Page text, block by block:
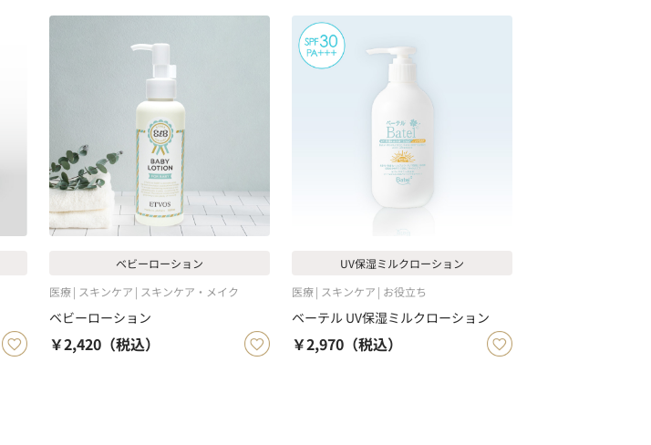
ベビーローション
医療 スキンケア スキンケア・メイク
ベビーローション
￥2,420 （税込）
UV保湿ミルクローション
医療 スキンケア お役立ち
ベーテル UV保湿ミルクローション
￥2,970 （税込）